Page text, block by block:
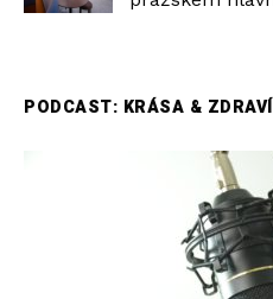
PODCAST: KRÁSA & ZDRAVÍ